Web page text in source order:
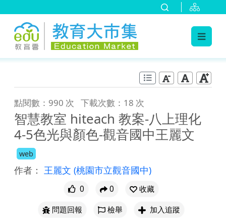
點閱數：990 次 下載次數：18 次
智慧教室 hiteach 教案-八上理化
4-5色光與顏色-觀音國中王麗文
web
作者： 王麗文 (桃園市立觀音國中)
0 0
收藏
問題回報
檢舉 加入追蹤